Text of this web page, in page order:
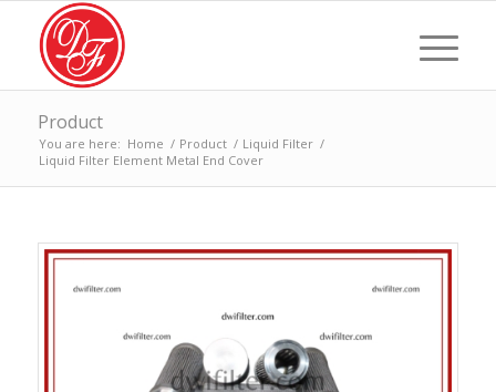
Product
You are here: Home / Product / Liquid Filter /
Liquid Filter Element Metal End Cover